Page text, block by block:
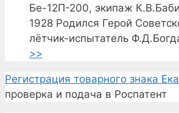
Бе-12П-200, экипаж
1928 Родился Герой
лётчик-испытатель
>>
Регистрация товарного знака
проверка и подача в Роспатент